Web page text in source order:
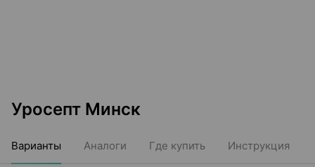
Уросепт Минск
Варианты Аналоги Где купить Инструкция